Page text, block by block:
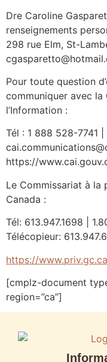
Dre Caroline
renseignements
298 rue Elm, St-
Pour toute question
communiquer avec la
l’Information :
Tél : 1 888 528-7741 |
https://
Le Commissariat à
Canada :
Tél: 613.947.1698 |
Télécopieur:
https://
[cmplz-document
region=”ca”]